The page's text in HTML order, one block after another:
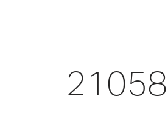
21058